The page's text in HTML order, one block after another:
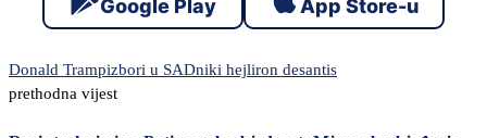
Google Play App Store-u
Donald Trampizbori u SADniki hejliron desantis
prethodna vijest